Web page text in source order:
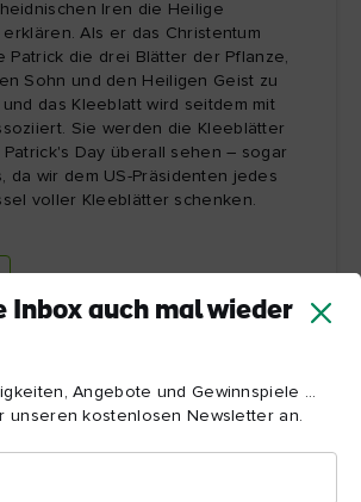
Inbox auch mal wieder
Angebote und Gewinnspiele ...
unseren kostenlosen Newsletter an.
Iren die Heilige
Als er das Christentum
Patrick die drei Blätter der Pflanze,
Sohn und den Heiligen Geist zu
das Kleeblatt wird seitdem mit
Sie werden die Kleeblätter
Patrick's Day überall sehen – sogar
da wir dem US-Präsidenten jedes
voller Kleeblätter schenken.